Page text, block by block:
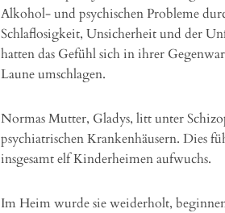
Alkohol- und psychischen Probleme
Schlaflosigkeit, Unsicherheit und der
hatten das Gefühl sich in ihrer
Laune umschlagen.
Normas Mutter, Gladys, litt unter
psychiatrischen Krankenhäusern. Dies
insgesamt elf Kinderheimen aufwuchs.
Im Heim wurde sie weiderholt,